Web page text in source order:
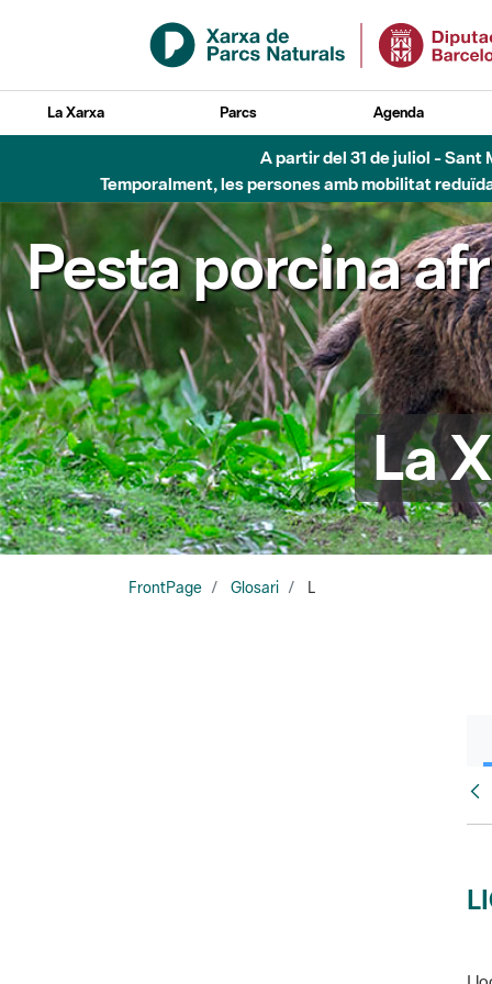
Salta al contingut principal
La Xarxa Parcs Agenda
A partir del 31 de juliol -
Temporalment, les persones amb mobilitat
Pesta porcina
La
FrontPage Glosari L